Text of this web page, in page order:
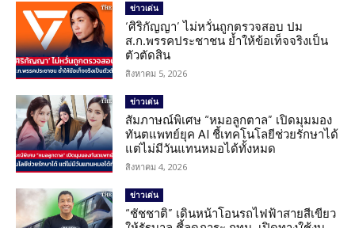
ข่าวเด่น
‘ศิริกัญญา’ ไม่หวั่นถูกตรวจสอบ ปม
ส.ก.พรรคประชาชน ย้ำให้ข้อเท็จจริงเป็น
ตัวตัดสิน
สิงหาคม 5, 2026
ข่าวเด่น
สัมภาษณ์พิเศษ “หมอลูกตาล” เปิดมุมมอง
ทันตแพทย์ยุค AI ชี้เทคโนโลยีช่วยรักษาได้
แต่ไม่มีวันแทนหมอได้ทั้งหมด
สิงหาคม 4, 2026
ข่าวเด่น
“ชัชชาติ” เดินหน้าโอนรถไฟฟ้าสายสีเขียว